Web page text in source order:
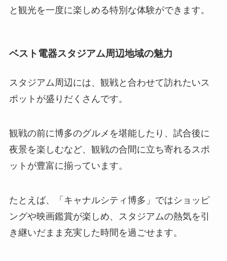
と観光を一度に楽しめる特別な体験ができます。
ベスト電器スタジアム周辺地域の魅力
スタジアム周辺には、観戦と合わせて訪れたいス
ポットが盛りだくさんです。
観戦の前に博多のグルメを堪能したり、試合後に
夜景を楽しむなど、観戦の合間に立ち寄れるスポ
ットが豊富に揃っています。
たとえば、「キャナルシティ博多」ではショッピ
ングや映画鑑賞が楽しめ、スタジアムの熱気を引
き継いだまま充実した時間を過ごせます。